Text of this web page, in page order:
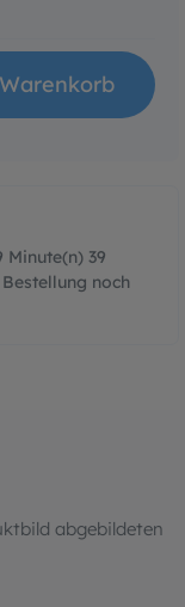
Gib
Minute(n) 39
noch
abgebildeten